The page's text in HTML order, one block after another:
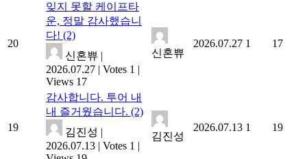
20
잊지 못할 케이프타
운, 정말 감사했습니
다! (2)
신혼쀼 |
2026.07.27 | Votes 1 |
Views 17
신혼쀼
2026.07.27 1 17
19
감사합니다. 투어 내
내 즐거웠습니다. (2)
김진성 |
2026.07.13 | Votes 1 |
김진성
2026.07.13 1 19